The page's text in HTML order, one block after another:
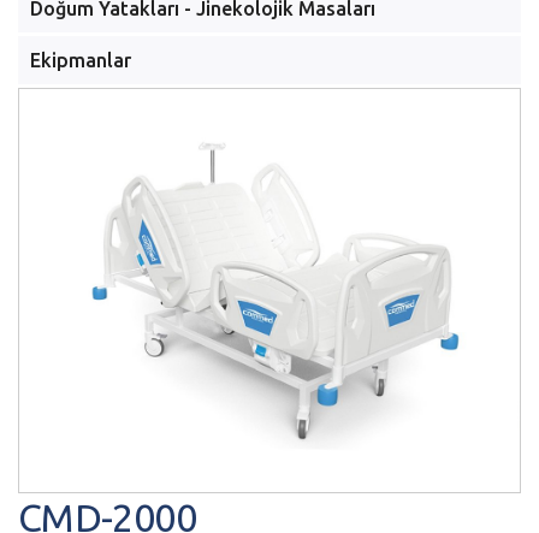
Doğum Yatakları - Jinekolojik Masaları
Ekipmanlar
CMD-2000